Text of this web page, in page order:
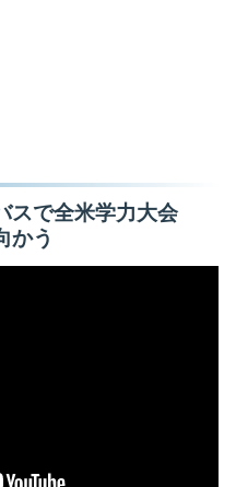
スで全米学力大会
かう